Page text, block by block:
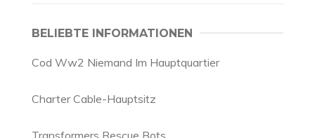
BELIEBTE INFORMATIONEN
Cod Ww2 Niemand Im Hauptquartier
Charter Cable-Hauptsitz
Transformers Rescue Bots